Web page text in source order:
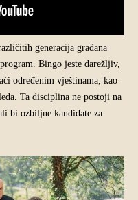
generacija građana
Bingo jeste darežljiv,
određenim vještinama, kao
Ta disciplina ne postoji na
bi ozbiljne kandidate za